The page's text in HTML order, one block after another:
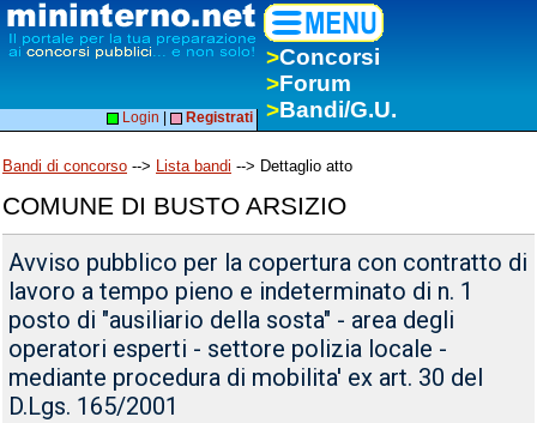
>Concorsi
>Forum
>Bandi/G.U.
Login Registrati
Bandi di concorso --> Lista bandi --> Dettaglio atto
COMUNE DI BUSTO ARSIZIO
Avviso pubblico per la copertura con contratto di
lavoro a tempo pieno e indeterminato di n. 1
posto di "ausiliario della sosta" - area degli
operatori esperti - settore polizia locale -
mediante procedura di mobilita' ex art. 30 del
D.Lgs. 165/2001